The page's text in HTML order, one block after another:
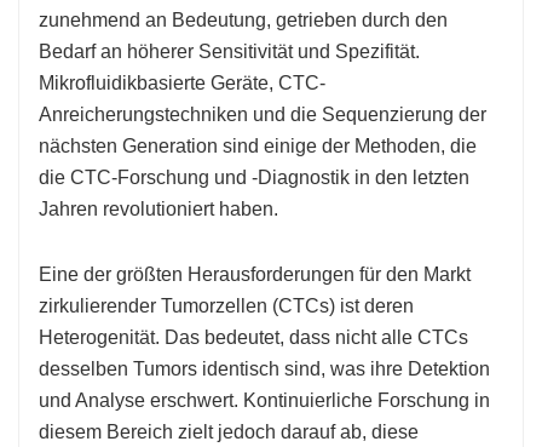
zunehmend an Bedeutung, getrieben durch den
Bedarf an höherer Sensitivität und Spezifität.
Mikrofluidikbasierte Geräte, CTC-
Anreicherungstechniken und die Sequenzierung der
nächsten Generation sind einige der Methoden, die
die CTC-Forschung und -Diagnostik in den letzten
Jahren revolutioniert haben.
Eine der größten Herausforderungen für den Markt
zirkulierender Tumorzellen (CTCs) ist deren
Heterogenität. Das bedeutet, dass nicht alle CTCs
desselben Tumors identisch sind, was ihre Detektion
und Analyse erschwert. Kontinuierliche Forschung in
diesem Bereich zielt jedoch darauf ab, diese